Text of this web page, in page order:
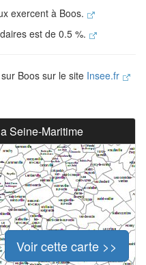
exercent à Boos.
est de 0.5 %.
Boos sur le site Insee.fr
Seine-Maritime
Voir cette carte >>